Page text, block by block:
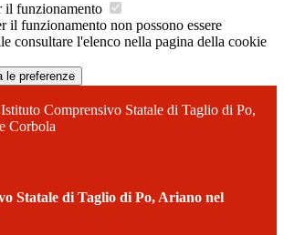
il funzionamento
il funzionamento non possono essere
consultare l'elenco nella pagina della cookie
le preferenze
Istituto Comprensivo Statale di Taglio di Po,
Corbola
Statale di Taglio di Po, Ariano nel